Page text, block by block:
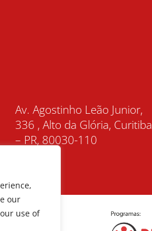
our
use of
Av. Agostinho Leão Junior,
336 , Alto da Glória, Curitiba
– PR, 80030-110